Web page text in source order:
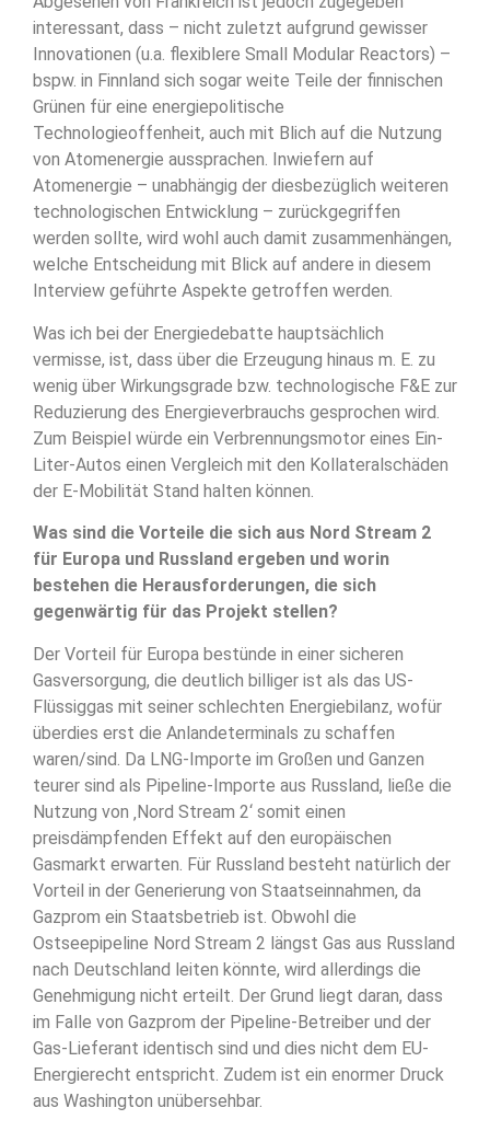
interessant, dass – nicht zuletzt aufgrund gewisser
Innovationen (u.a. flexiblere Small Modular Reactors) –
bspw. in Finnland sich sogar weite Teile der finnischen
Grünen für eine energiepolitische
Technologieoffenheit, auch mit Blich auf die Nutzung
von Atomenergie aussprachen. Inwiefern auf
Atomenergie – unabhängig der diesbezüglich weiteren
technologischen Entwicklung – zurückgegriffen
werden sollte, wird wohl auch damit zusammenhängen,
welche Entscheidung mit Blick auf andere in diesem
Interview geführte Aspekte getroffen werden.
Was ich bei der Energiedebatte hauptsächlich
vermisse, ist, dass über die Erzeugung hinaus m. E. zu
wenig über Wirkungsgrade bzw. technologische F&E zur
Reduzierung des Energieverbrauchs gesprochen wird.
Zum Beispiel würde ein Verbrennungsmotor eines Ein-
Liter-Autos einen Vergleich mit den Kollateralschäden
der E-Mobilität Stand halten können.
Was sind die Vorteile die sich aus Nord Stream 2
für Europa und Russland ergeben und worin
bestehen die Herausforderungen, die sich
gegenwärtig für das Projekt stellen?
Der Vorteil für Europa bestünde in einer sicheren
Gasversorgung, die deutlich billiger ist als das US-
Flüssiggas mit seiner schlechten Energiebilanz, wofür
überdies erst die Anlandeterminals zu schaffen
waren/sind. Da LNG-Importe im Großen und Ganzen
teurer sind als Pipeline-Importe aus Russland, ließe die
Nutzung von ‚Nord Stream 2‘ somit einen
preisdämpfenden Effekt auf den europäischen
Gasmarkt erwarten. Für Russland besteht natürlich der
Vorteil in der Generierung von Staatseinnahmen, da
Gazprom ein Staatsbetrieb ist. Obwohl die
Ostseepipeline Nord Stream 2 längst Gas aus Russland
nach Deutschland leiten könnte, wird allerdings die
Genehmigung nicht erteilt. Der Grund liegt daran, dass
im Falle von Gazprom der Pipeline-Betreiber und der
Gas-Lieferant identisch sind und dies nicht dem EU-
Energierecht entspricht. Zudem ist ein enormer Druck
aus Washington unübersehbar.